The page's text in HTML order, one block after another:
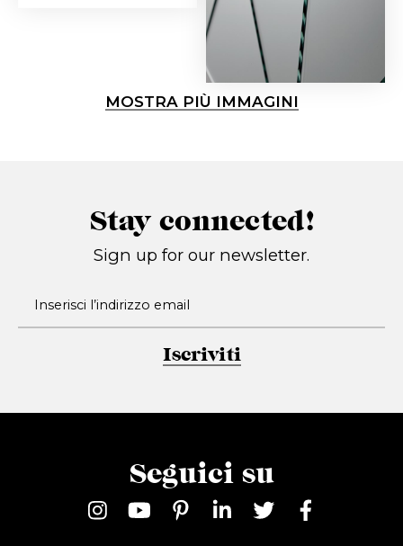
MOSTRA PIÙ IMMAGINI
Stay connected!
Sign up for our newsletter.
Iscriviti
Seguici su